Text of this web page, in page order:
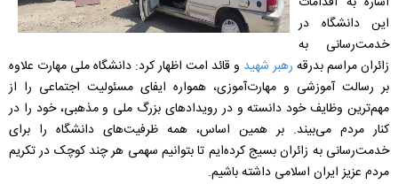
این دانشگاه در
خدمت‌رسانی به
زائران مراسم بدرقه رهبر شهید و قائد امت اظهار کرد: دانشگاه ملی مهارت علاوه
بر رسالت آموزشی و مهارت‌آموزی، همواره ایفای مسئولیت اجتماعی را از
مهم‌ترین وظایف خود دانسته و در رویدادهای بزرگ ملی و مذهبی، خود را در
کنار مردم می‌بیند. بر همین اساس، همه ظرفیت‌های دانشگاه را برای
خدمت‌رسانی به زائران بسیج کرده‌ایم تا بتوانیم سهمی هر چند کوچک در تکریم
مردم عزیز ایران اسلامی داشته باشیم.